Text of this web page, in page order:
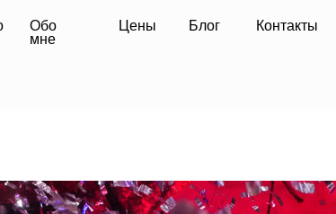
Цены Блог Контакты